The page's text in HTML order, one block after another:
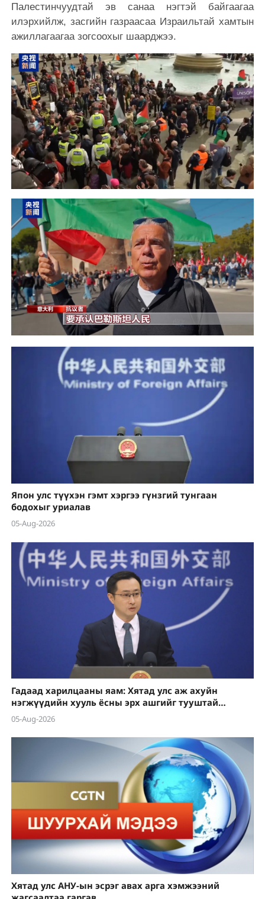
Палестинчуудтай эв санаа нэгтэй байгаагаа
илэрхийлж, засгийн газраасаа Израильтай хамтын
ажиллагаагаа зогсоохыг шаарджээ.
Япон улс түүхэн гэмт хэргээ гүнзгий тунгаан
бодохыг уриалав
05-Aug-2026
Гадаад харилцааны яам: Хятад улс аж ахуйн
нэгжүүдийн хууль ёсны эрх ашгийг тууштай
хамгаална
05-Aug-2026
Хятад улс АНУ-ын эсрэг авах арга хэмжээний